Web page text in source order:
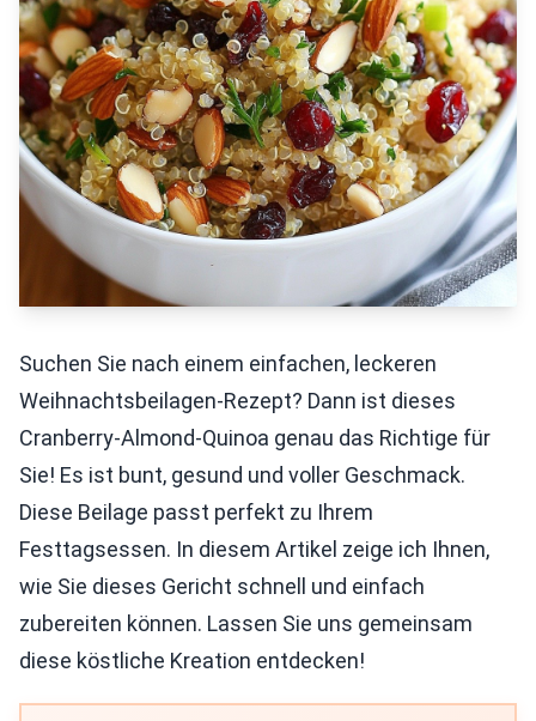
Suchen Sie nach einem einfachen, leckeren
Weihnachtsbeilagen-Rezept? Dann ist dieses
Cranberry-Almond-Quinoa genau das Richtige für
Sie! Es ist bunt, gesund und voller Geschmack.
Diese Beilage passt perfekt zu Ihrem
Festtagsessen. In diesem Artikel zeige ich Ihnen,
wie Sie dieses Gericht schnell und einfach
zubereiten können. Lassen Sie uns gemeinsam
diese köstliche Kreation entdecken!